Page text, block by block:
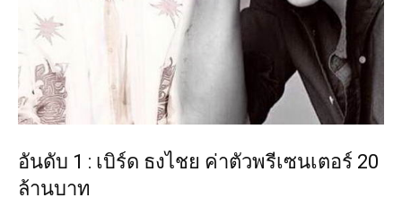
อันดับ 1 : เบิร์ด ธงไชย ค่าตัวพรีเซนเตอร์ 20
ล้านบาท